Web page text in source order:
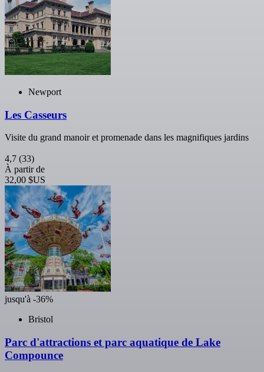
Newport
Les Casseurs
Visite du grand manoir et promenade dans les magnifiques jardins
4,7 (33)
À partir de
32,00 $US
jusqu'à -36%
Bristol
Parc d'attractions et parc aquatique de Lake
Compounce